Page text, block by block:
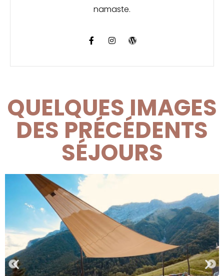
namaste.
QUELQUES IMAGES
DES PRÉCÉDENTS
SÉJOURS